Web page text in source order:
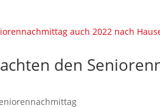
den